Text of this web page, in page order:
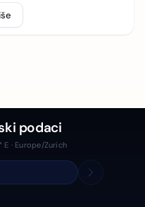
podaci
E · Europe/Zurich